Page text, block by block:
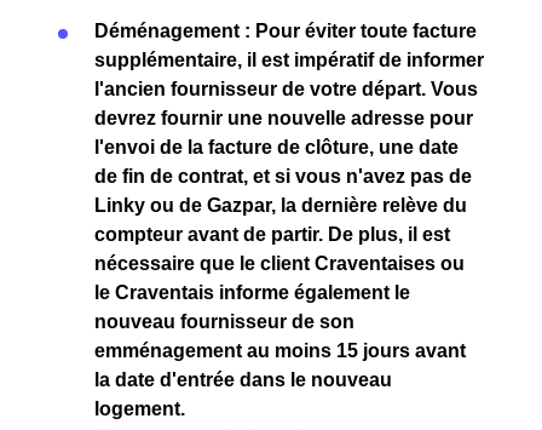
Déménagement : Pour éviter toute facture
supplémentaire, il est impératif de informer
l'ancien fournisseur de votre départ. Vous
devrez fournir une nouvelle adresse pour
l'envoi de la facture de clôture, une date
de fin de contrat, et si vous n'avez pas de
Linky ou de Gazpar, la dernière relève du
compteur avant de partir. De plus, il est
nécessaire que le client Craventaises ou
le Craventais informe également le
nouveau fournisseur de son
emménagement au moins 15 jours avant
la date d'entrée dans le nouveau
logement.